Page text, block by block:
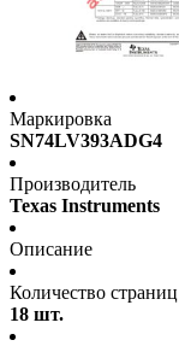
Маркировка
SN74LV393ADG4
Производитель
Texas Instruments
Описание
Количество страниц
18 шт.